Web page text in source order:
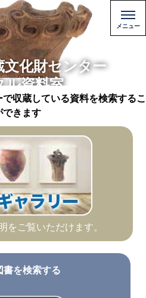
文化財センター
ル資料室
収蔵している資料を検索するこ
できます
をご覧いただけます。
書を検索する